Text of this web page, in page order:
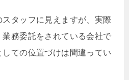
タッフに見えますが、実際
務委託をされている会社で
ての位置づけは間違ってい